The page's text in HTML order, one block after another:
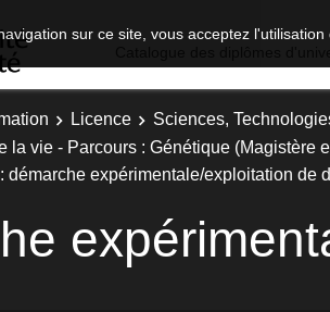
sur ce site, vous acceptez
Licence Sciences,
la vie - Parcours : Génétique (Magistère
démarche expérimentale/exploitation de